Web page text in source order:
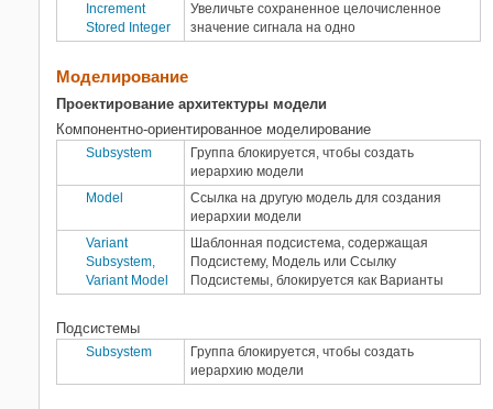
Increment
Stored Integer
Увеличьте сохраненное целочисленное
значение сигнала на одно
Моделирование
Проектирование архитектуры модели
Компонентно-ориентированное моделирование
Subsystem
Группа блокируется, чтобы создать
иерархию модели
Model
Ссылка на другую модель для создания
иерархии модели
Variant
Subsystem,
Variant Model
Шаблонная подсистема, содержащая
Подсистему, Модель или Ссылку
Подсистемы, блокируется как Варианты
Подсистемы
Subsystem
Группа блокируется, чтобы создать
иерархию модели